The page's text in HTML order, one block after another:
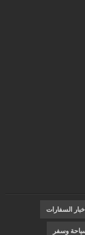
السفارات
وسفر